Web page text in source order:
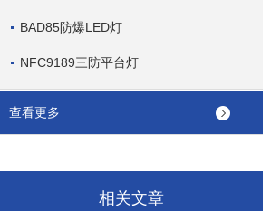
BAD85防爆LED灯
NFC9189三防平台灯
查看更多
相关文章